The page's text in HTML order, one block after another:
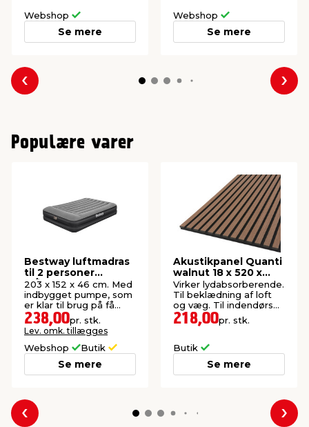
Webshop
Se mere
Webshop
Se mere
Forrige
Populære varer
Bestway luftmadras
til 2 personer
m/indbygget pumpe
203 x 152 x 46 cm. Med
indbygget pumpe, som
er klar til brug på få
minutter.
238,00pr. stk.
Lev. omk. tillægges
Webshop Butik
Se mere
Akustikpanel Quanti
walnut 18 x 520 x
2440 mm
Virker lydabsorberende.
Til beklædning af loft
og væg. Til indendørs
brug.
218,00pr. stk.
Butik
Se mere
Forrige